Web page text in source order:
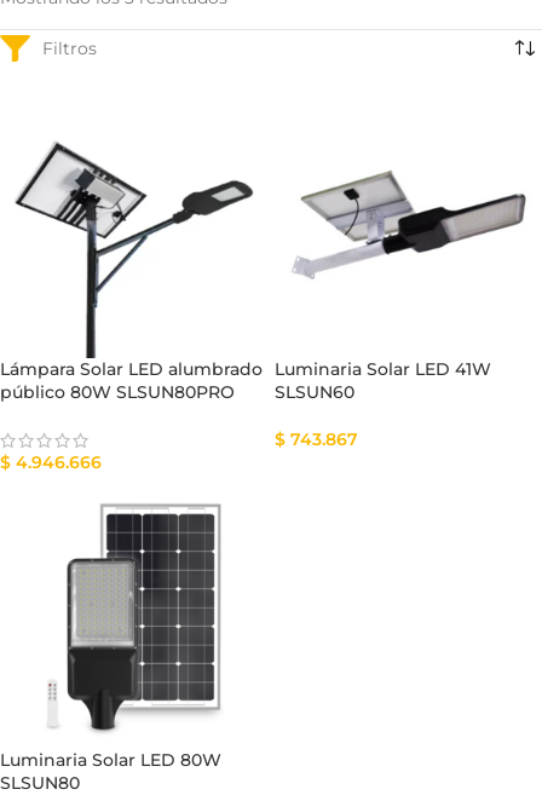
Lámpara Solar LED alumbrado
público 80W SLSUN80PRO
$ 4.946.666
Luminaria Solar LED 41W
SLSUN60
$ 743.867
Luminaria Solar LED 80W
SLSUN80